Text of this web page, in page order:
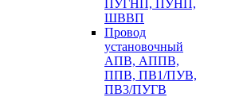
ПУГНП, ПУНП,
ШВВП
Провод
установочный
АПВ, АППВ,
ППВ, ПВ1/ПУВ,
ПВ3/ПУГВ